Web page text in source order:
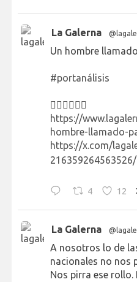
La Galerna
Un hombre
#portanálisis
👉🏻👉🏻👉🏻
https://
hombre-llamado-
https://x.com/
4 12
La Galerna
A nosotros lo de
nacionales no nos
Nos pirra ese rollo.